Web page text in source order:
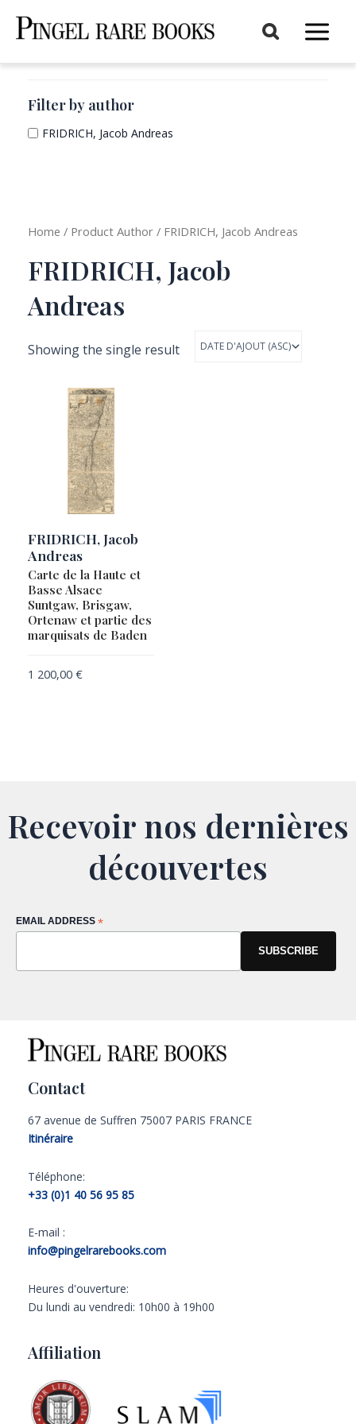
Main
Filter by author
FRIDRICH, Jacob Andreas
Home / Product Author / FRIDRICH, Jacob Andreas
FRIDRICH, Jacob
Andreas
Showing the single result
FRIDRICH, Jacob
Andreas
Carte de la Haute et
Basse Alsace
Suntgaw, Brisgaw,
Ortenaw et partie des
marquisats de Baden
1 200,00 €
Recevoir nos dernières
découvertes
EMAIL ADDRESS *
Contact
67 avenue de Suffren 75007 PARIS FRANCE
Itinéraire
Téléphone:
+33 (0)1 40 56 95 85
E-mail :
info@pingelrarebooks.com
Heures d'ouverture:
Du lundi au vendredi: 10h00 à 19h00
Affiliation